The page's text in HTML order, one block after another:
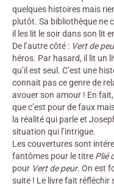
quelques histoires mais
plutôt. Sa bibliothèque ne
il les lit le soir dans son lit
De l’autre côté : Vert de
héros. Par hasard, il lit un
qu’il est seul. C’est une
connait pas ce genre de
avouer son amour ! En
que c’est pour de faux
la réalité qui parle et
situation qui l’intrigue.
Les couvertures sont
fantômes pour le titre Plié
pour Vert de peur. On est
suite ! Le livre fait réfléchir